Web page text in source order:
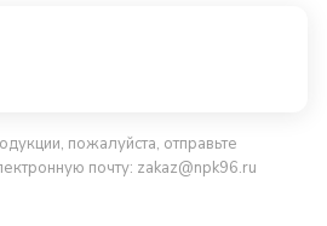
пожалуйста, отправьте
почту: zakaz@npk96.ru